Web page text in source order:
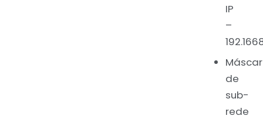
IP
–
de
sub-
rede